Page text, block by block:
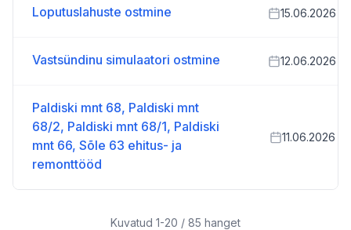
Loputuslahuste ostmine 15.06.2026
Vastsündinu simulaatori ostmine 12.06.2026
Paldiski mnt 68, Paldiski mnt
68/2, Paldiski mnt 68/1, Paldiski
mnt 66, Sõle 63 ehitus- ja
remonttööd
11.06.2026
Kuvatud 1-20 / 85 hanget